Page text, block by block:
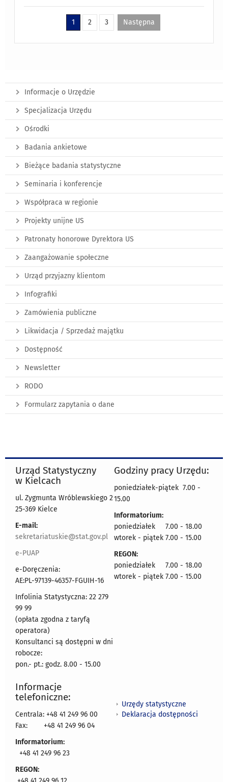
1 2 3 Następna
Informacje o Urzędzie
Specjalizacja Urzędu
Ośrodki
Badania ankietowe
Bieżące badania statystyczne
Seminaria i konferencje
Współpraca w regionie
Projekty unijne US
Patronaty honorowe Dyrektora US
Zaangażowanie społeczne
Urząd przyjazny klientom
Infografiki
Zamówienia publiczne
Likwidacja / Sprzedaż majątku
Dostępność
Newsletter
RODO
Formularz zapytania o dane
Urząd Statystyczny
w Kielcach
ul. Zygmunta Wróblewskiego 2
25-369 Kielce
E-mail:
sekretariatuskie@stat.gov.pl
e-PUAP
e-Doręczenia:
AE:PL-97139-46357-FGUIH-16
Infolinia Statystyczna: 22 279
99 99
(opłata zgodna z taryfą
operatora)
Konsultanci są dostępni w dni
robocze:
pon.- pt.: godz. 8.00 - 15.00
Godziny pracy Urzędu:
poniedziałek-piątek 7.00 -
15.00
Informatorium:
poniedziałek 7.00 - 18.00
wtorek - piątek 7.00 - 15.00
REGON:
poniedziałek 7.00 - 18.00
wtorek - piątek 7.00 - 15.00
Informacje
telefoniczne:
Centrala: +48 41 249 96 00
Fax:
+48 41 249 96 04
Informatorium:
+48 41 249 96 23
REGON:
Urzędy statystyczne
Deklaracja dostępności